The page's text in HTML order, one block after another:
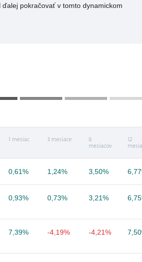
pokračovať v tomto dynamickom
1 mesiac 3 mesiace
6
mesiacov
12
0,61% 1,24% 3,50%
0,93% 0,73% 3,21%
7,39% -4,19% -4,21%